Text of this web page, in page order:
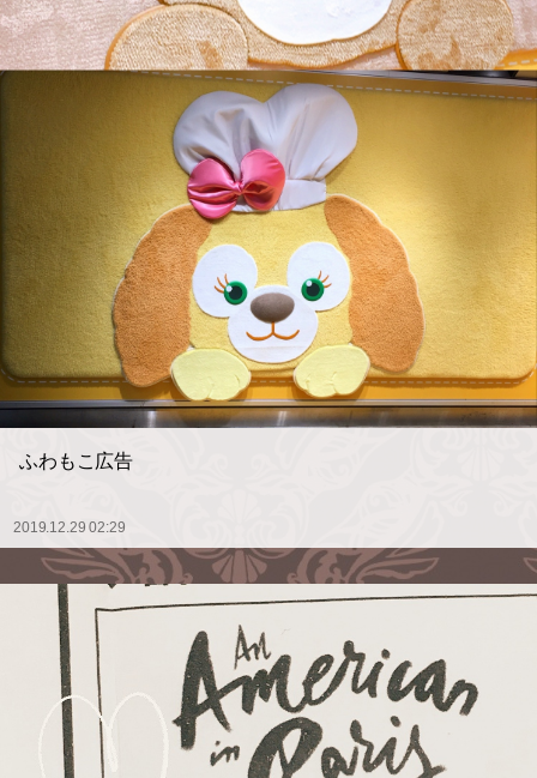
ふわもこ広告
2019.12.29 02:29